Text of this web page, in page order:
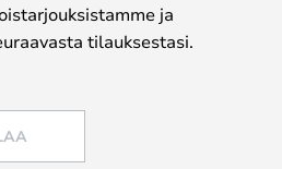
ja
tilauksestasi.